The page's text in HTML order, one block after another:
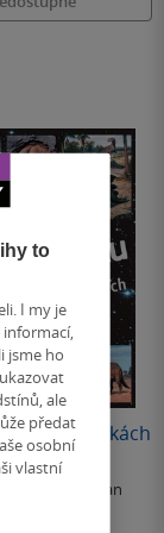
v otázkách
Zdeněk Burian
to
I my je
jsme ho
ale
předat
osobní
vlastní